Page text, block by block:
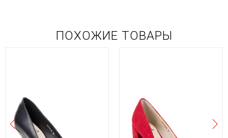
ПОХОЖИЕ ТОВАРЫ